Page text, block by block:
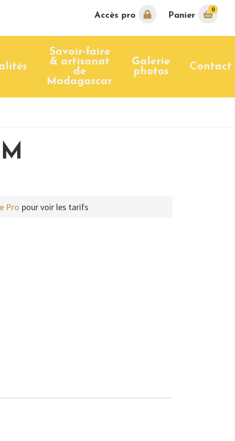
Accès pro Panier
0
Savoir-faire
& artisanat
de
Madagascar
Galerie
photos
Contact
Pro pour voir les tarifs